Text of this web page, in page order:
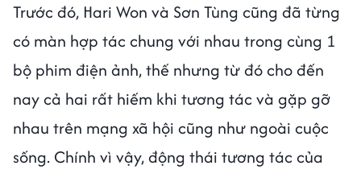
Trước đó, Hari Won và Sơn Tùng cũng đã từng
có màn hợp tác chung với nhau trong cùng 1
bộ phim điện ảnh, thế nhưng từ đó cho đến
nay cả hai rất hiếm khi tương tác và gặp gỡ
nhau trên mạng xã hội cũng như ngoài cuộc
sống. Chính vì vậy, động thái tương tác của